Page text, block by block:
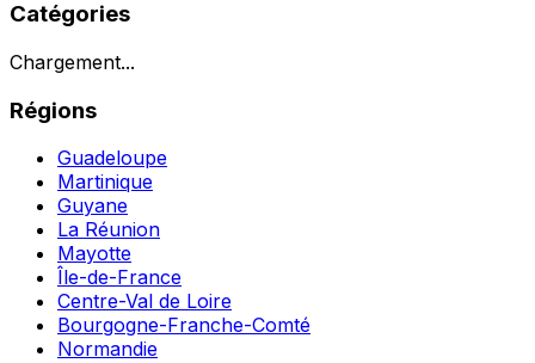
Catégories
Chargement...
Régions
Guadeloupe
Martinique
Guyane
La Réunion
Mayotte
Île-de-France
Centre-Val de Loire
Bourgogne-Franche-Comté
Normandie